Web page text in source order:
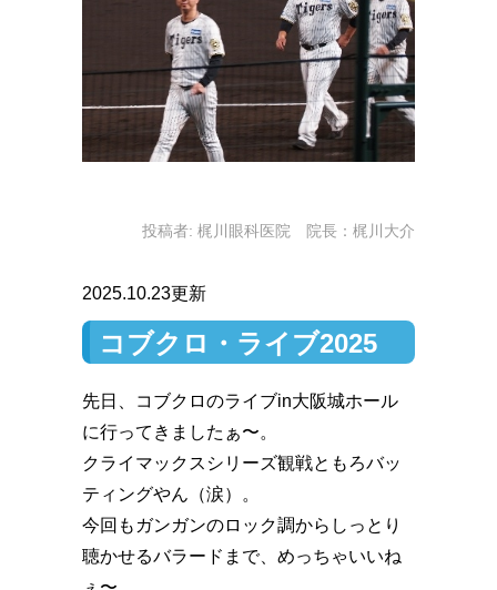
投稿者: 梶川眼科医院 院長：梶川大介
2025.10.23更新
コブクロ・ライブ2025
先日、コブクロのライブin大阪城ホール
に行ってきましたぁ〜。
クライマックスシリーズ観戦ともろバッ
ティングやん（涙）。
今回もガンガンのロック調からしっとり
聴かせるバラードまで、めっちゃいいね